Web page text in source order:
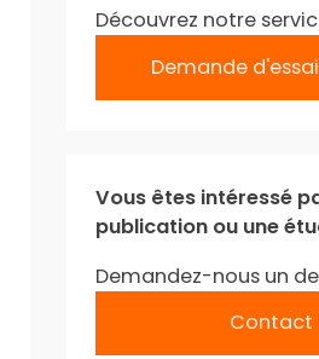
Découvrez notre
Demande
Vous êtes intéressé
publication ou une
Demandez-nous un
Contact